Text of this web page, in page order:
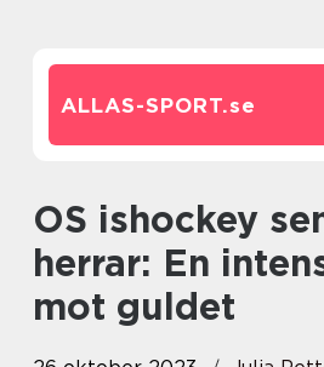
ALLAS-SPORT.se
OS ishockey semifinal
herrar: En
mot guldet